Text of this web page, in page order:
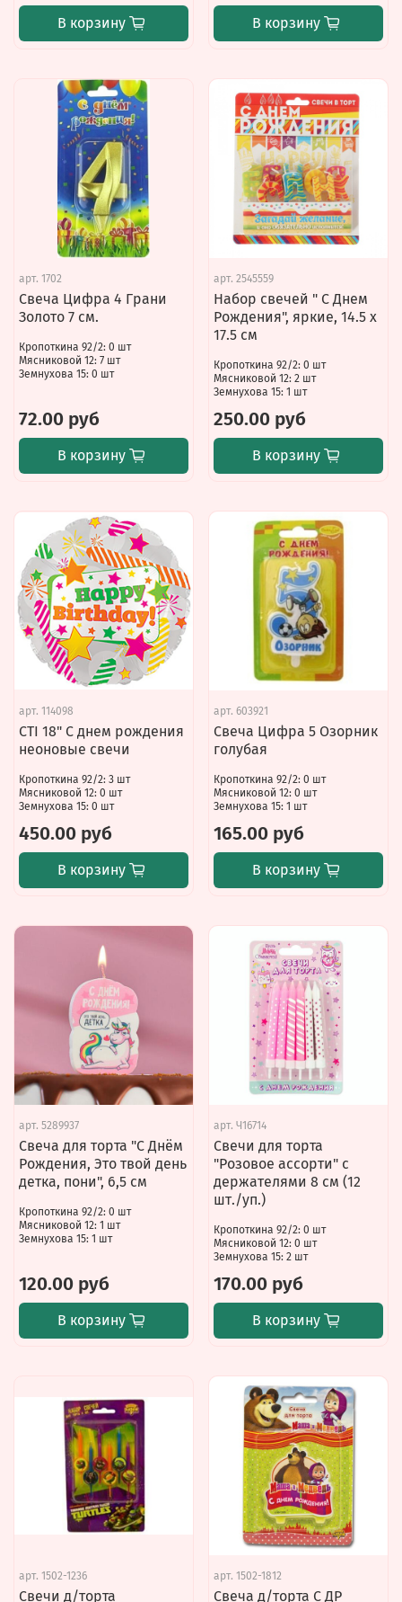
В корзину В корзину
арт. 1702
Свеча Цифра 4 Грани
Золото 7 см.
Кропоткина 92/2: 0 шт
Мясниковой 12: 7 шт
Земнухова 15: 0 шт
72.00 руб
В корзину
арт. 2545559
Набор свечей " С Днем
Рождения", яркие, 14.5 х
17.5 см
Кропоткина 92/2: 0 шт
Мясниковой 12: 2 шт
Земнухова 15: 1 шт
250.00 руб
В корзину
арт. 114098
CTI 18" С днем ​​рождения
неоновые свечи
Кропоткина 92/2: 3 шт
Мясниковой 12: 0 шт
Земнухова 15: 0 шт
450.00 руб
В корзину
арт. 603921
Свеча Цифра 5 Озорник
голубая
Кропоткина 92/2: 0 шт
Мясниковой 12: 0 шт
Земнухова 15: 1 шт
165.00 руб
В корзину
арт. 5289937
Свеча для торта "С Днём
Рождения, Это твой день
детка, пони", 6,5 см
Кропоткина 92/2: 0 шт
Мясниковой 12: 1 шт
Земнухова 15: 1 шт
120.00 руб
В корзину
арт. Ч16714
Свечи для торта
"Розовое ассорти" с
держателями 8 см (12
шт./уп.)
Кропоткина 92/2: 0 шт
Мясниковой 12: 0 шт
Земнухова 15: 2 шт
170.00 руб
В корзину
арт. 1502-1236
Свечи д/торта
арт. 1502-1812
Свеча д/торта С ДР